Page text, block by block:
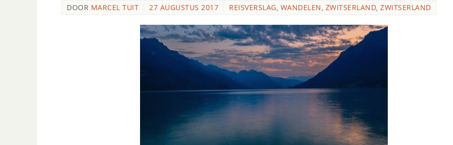
DOOR MARCEL TUIT 27 AUGUSTUS 2017 REISVERSLAG, WANDELEN, ZWITSERLAND, ZWITSERLAND